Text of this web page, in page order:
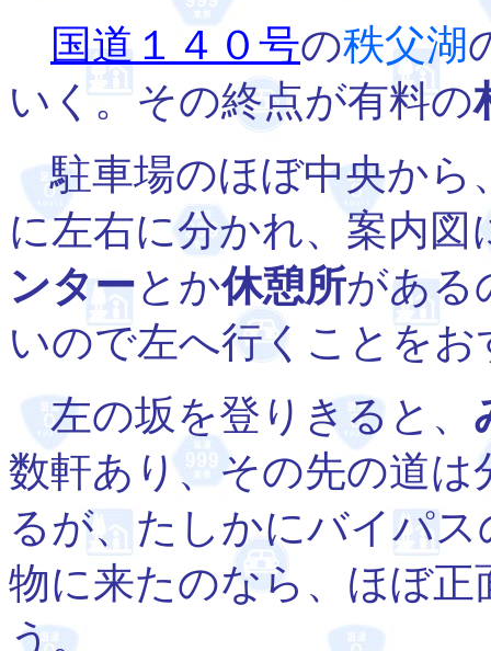
国道１４０号の秩父湖
いく。その終点が有料の
駐車場のほぼ中央から
に左右に分かれ、案内
ンターとか休憩所がある
いので左へ行くことを
左の坂を登りきると、
数軒あり、その先の道
るが、たしかにバイパ
物に来たのなら、ほぼ
う。